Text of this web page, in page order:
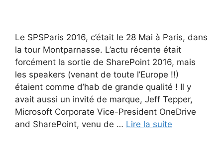
Le SPSParis 2016, c’était le 28 Mai à Paris, dans
la tour Montparnasse. L’actu récente était
forcément la sortie de SharePoint 2016, mais
les speakers (venant de toute l’Europe !!)
étaient comme d’hab de grande qualité ! Il y
avait aussi un invité de marque, Jeff Tepper,
Microsoft Corporate Vice-President OneDrive
and SharePoint, venu de … Lire la suite